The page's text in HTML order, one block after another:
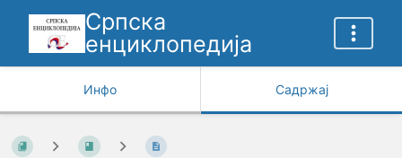
Српска
енциклопедија
Инфо Садржај